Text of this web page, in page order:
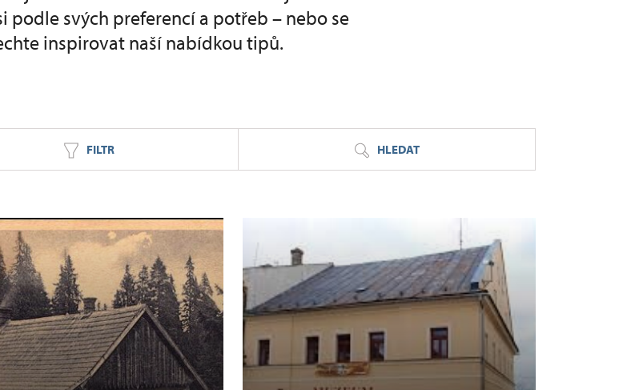
podle svých preferencí a potřeb – nebo se
inspirovat naší nabídkou tipů.
FILTR HLEDAT